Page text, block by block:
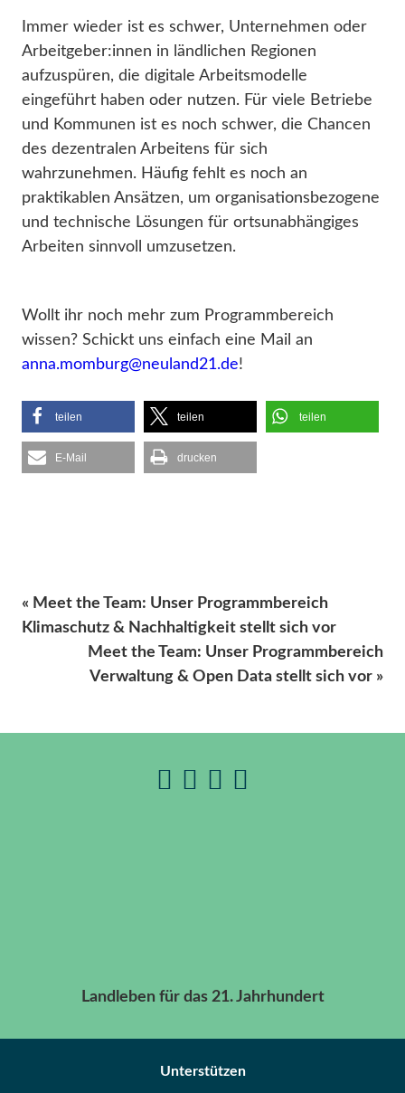
Immer wieder ist es schwer, Unternehmen oder
Arbeitgeber:innen in ländlichen Regionen
aufzuspüren, die digitale Arbeitsmodelle
eingeführt haben oder nutzen. Für viele Betriebe
und Kommunen ist es noch schwer, die Chancen
des dezentralen Arbeitens für sich
wahrzunehmen. Häufig ​​fehlt es noch an
praktikablen Ansätzen, um organisationsbezogene
und technische Lösungen für ortsunabhängiges
Arbeiten sinnvoll umzusetzen.
Wollt ihr noch mehr zum Programmbereich
wissen? Schickt uns einfach eine Mail an
anna.momburg@neuland21.de!
teilen teilen teilen
E-Mail drucken
« Meet the Team: Unser Programmbereich
Klimaschutz & Nachhaltigkeit stellt sich vor
Meet the Team: Unser Programmbereich
Verwaltung & Open Data stellt sich vor »
Landleben für das 21. Jahrhundert
Unterstützen